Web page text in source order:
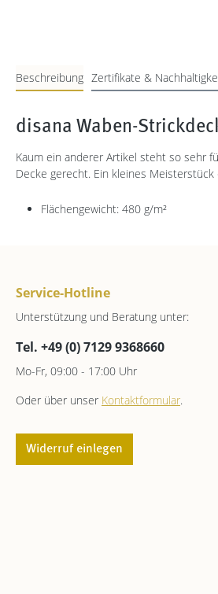
Beschreibung Zertifikate &
disana Waben-
Kaum ein anderer Artikel steht so sehr
Decke gerecht. Ein kleines
Flächengewicht: 480 g/m²
Service-Hotline
Unterstützung und Beratung unter:
Tel. +49 (0) 7129 9368660
Mo-Fr, 09:00 - 17:00 Uhr
Oder über unser Kontaktformular.
Widerruf einlegen